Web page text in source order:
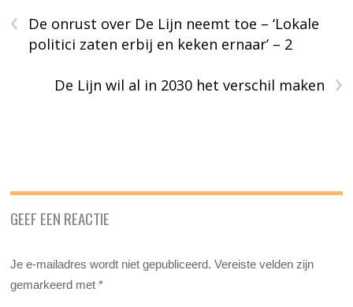
‹
De onrust over De Lijn neemt toe – ‘Lokale
politici zaten erbij en keken ernaar’ – 2
›
De Lijn wil al in 2030 het verschil maken
GEEF EEN REACTIE
Je e-mailadres wordt niet gepubliceerd. Vereiste velden zijn
gemarkeerd met*